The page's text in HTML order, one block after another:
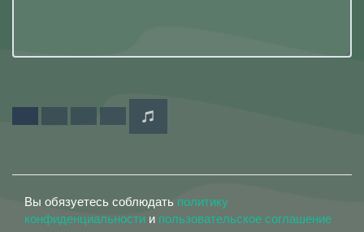
Вы обязуетесь соблюдать политику
конфиденциальности и пользовательское соглашение